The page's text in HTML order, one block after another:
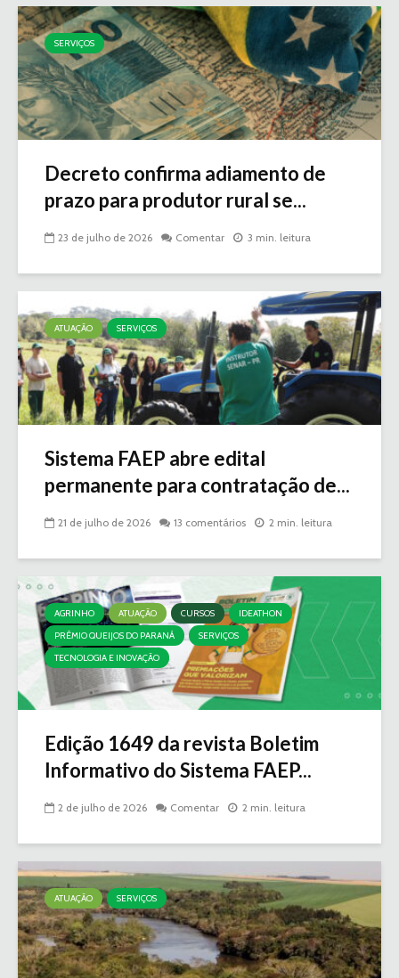
SERVIÇOS
Decreto confirma adiamento de
prazo para produtor rural se...
23 de julho de 2026 Comentar 3 min. leitura
ATUAÇÃO SERVIÇOS
Sistema FAEP abre edital
permanente para contratação de...
21 de julho de 2026 13 comentários 2 min. leitura
AGRINHO ATUAÇÃO CURSOS
IDEATHON
PRÊMIO QUEIJOS DO PARANÁ
SERVIÇOS
TECNOLOGIA E INOVAÇÃO
Edição 1649 da revista Boletim
Informativo do Sistema FAEP...
2 de julho de 2026 Comentar 2 min. leitura
ATUAÇÃO SERVIÇOS